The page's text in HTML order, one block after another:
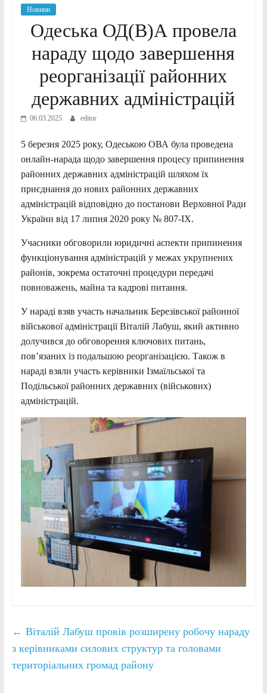
Новини
Одеська ОД(В)А провела
нараду щодо завершення
реорганізації районних
державних адміністрацій
06.03.2025 editor
5 березня 2025 року, Одеською ОВА була проведена
онлайн-нарада щодо завершення процесу припинення
районних державних адміністрацій шляхом їх
приєднання до нових районних державних
адміністрацій відповідно до постанови Верховної Ради
України від 17 липня 2020 року № 807-IX.
Учасники обговорили юридичні аспекти припинення
функціонування адміністрацій у межах укрупнених
районів, зокрема остаточні процедури передачі
повноважень, майна та кадрові питання.
У нараді взяв участь начальник Березівської районної
військової адміністрації Віталій Лабуш, який активно
долучився до обговорення ключових питань,
пов’язаних із подальшою реорганізацією. Також в
нараді взяли участь керівники Ізмаїльської та
Подільської районних державних (військових)
адміністрацій.
← Віталій Лабуш провів розширену робочу нараду
з керівниками силових структур та головами
територіальних громад району